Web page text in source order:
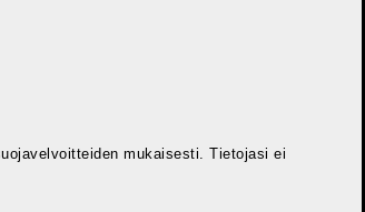
mukaisesti. Tietojasi ei